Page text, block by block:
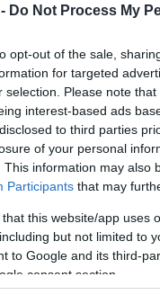
Do Not Process My
opt-out of the sale,
for targeted
selection. Please note
interest-based ads
to third parties
of your personal
This information may also
Participants that may
that this website/app uses
but not limited to
to Google and its third-
consent section.
Szolnok megye,javaslat,
lángok
lángra,